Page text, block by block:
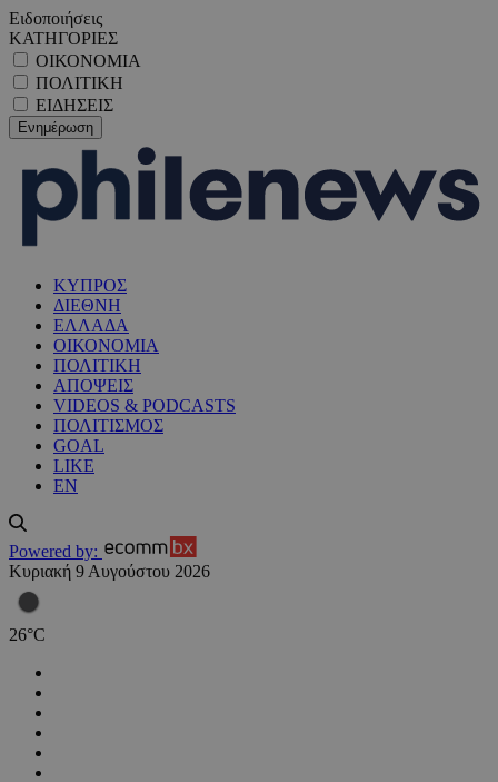
Ειδοποιήσεις
ΚΑΤΗΓΟΡΙΕΣ
ΟΙΚΟΝΟΜΙΑ
ΠΟΛΙΤΙΚΗ
ΕΙΔΗΣΕΙΣ
ΚΥΠΡΟΣ
ΔΙΕΘΝΗ
ΕΛΛΑΔΑ
ΟΙΚΟΝΟΜΙΑ
ΠΟΛΙΤΙΚΗ
ΑΠΟΨΕΙΣ
VIDEOS & PODCASTS
ΠΟΛΙΤΙΣΜΟΣ
GOAL
LIKE
EN
Powered by:
Κυριακή 9 Αυγούστου 2026
26°C